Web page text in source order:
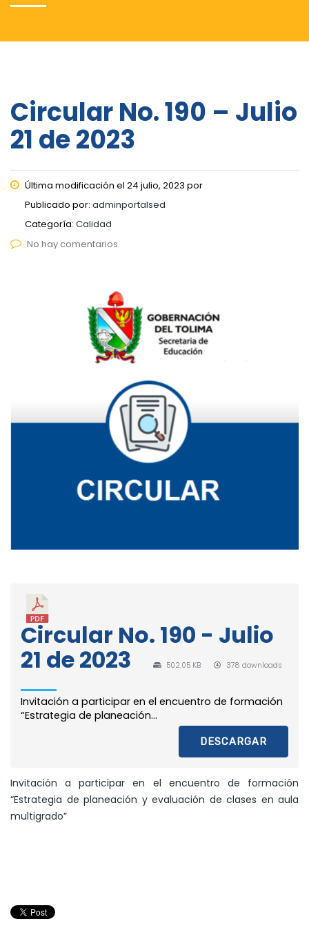
Circular No. 190 – Julio
21 de 2023
Última modificación el 24 julio, 2023 por
Publicado por: adminportalsed
Categoría: Calidad
No hay comentarios
Circular No. 190 - Julio
21 de 2023
502.05 KB 378 downloads
Invitación a participar en el encuentro de formación
“Estrategia de planeación...
DESCARGAR
Invitación a participar en el encuentro de formación
“Estrategia de planeación y evaluación de clases en aula
multigrado”